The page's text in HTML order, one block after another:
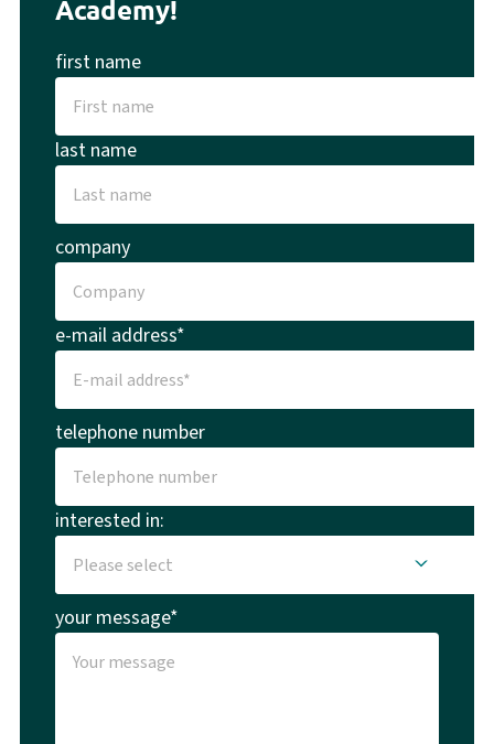
Academy!
first name
last name
company
e-mail address*
telephone number
interested in:
your message*